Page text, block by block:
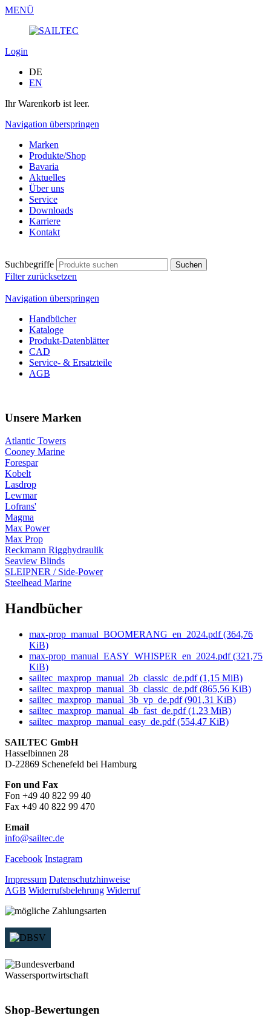
MENÜ
Login
DE
EN
Ihr Warenkorb ist leer.
Navigation überspringen
Marken
Produkte/Shop
Bavaria
Aktuelles
Über uns
Service
Downloads
Karriere
Kontakt
Suchbegriffe
Filter zurücksetzen
Navigation überspringen
Handbücher
Kataloge
Produkt-Datenblätter
CAD
Service- & Ersatzteile
AGB
Unsere Marken
Atlantic Towers
Cooney Marine
Forespar
Kobelt
Lasdrop
Lewmar
Lofrans'
Magma
Max Power
Max Prop
Reckmann Rigghydraulik
Seaview Blinds
SLEIPNER / Side-Power
Steelhead Marine
Handbücher
max-prop_manual_BOOMERANG_en_2024.pdf(364,76
KiB)
max-prop_manual_EASY_WHISPER_en_2024.pdf(321,75
KiB)
sailtec_maxprop_manual_2b_classic_de.pdf(1,15 MiB)
sailtec_maxprop_manual_3b_classic_de.pdf(865,56 KiB)
sailtec_maxprop_manual_3b_vp_de.pdf(901,31 KiB)
sailtec_maxprop_manual_4b_fast_de.pdf(1,23 MiB)
sailtec_maxprop_manual_easy_de.pdf(554,47 KiB)
SAILTEC GmbH
Hasselbinnen 28
D-22869 Schenefeld bei Hamburg
Fon und Fax
Fon +49 40 822 99 40
Fax +49 40 822 99 470
Email
info@sailtec.de
Facebook Instagram
Impressum Datenschutzhinweise
AGB Widerrufsbelehrung Widerruf
Shop-Bewertungen